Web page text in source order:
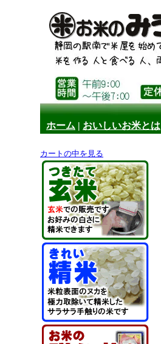
ホーム | おいしいお米とは
カートの中を見る